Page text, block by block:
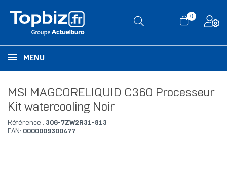
0
MENU
MSI MAGCORELIQUID C360 Processeur
Kit watercooling Noir
Référence : 306-7ZW2R31-813
EAN: 0000009300477